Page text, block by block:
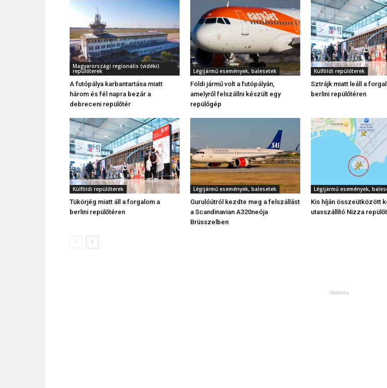
Magyarországi regionális (vidéki)
repülőterek
A futópálya karbantartása miatt
három és fél napra bezár a
debreceni repülőtér
Légijármű események, balesetek
Földi jármű volt a futópályán,
amelyről felszállni készült egy
repülőgép
Külföldi repülőterek
Sztrájk miatt leáll a
berlini repülőtéren
Külföldi repülőterek
Tükörjég miatt áll a forgalom a
berlini repülőtéren
Légijármű események, balesetek
Gurulóútról kezdte meg a felszállást
a Scandinavian A320neója
Brüsszelben
Légijármű események,
Kis híján összeütközött
utasszállító Nizza
Hirdetés